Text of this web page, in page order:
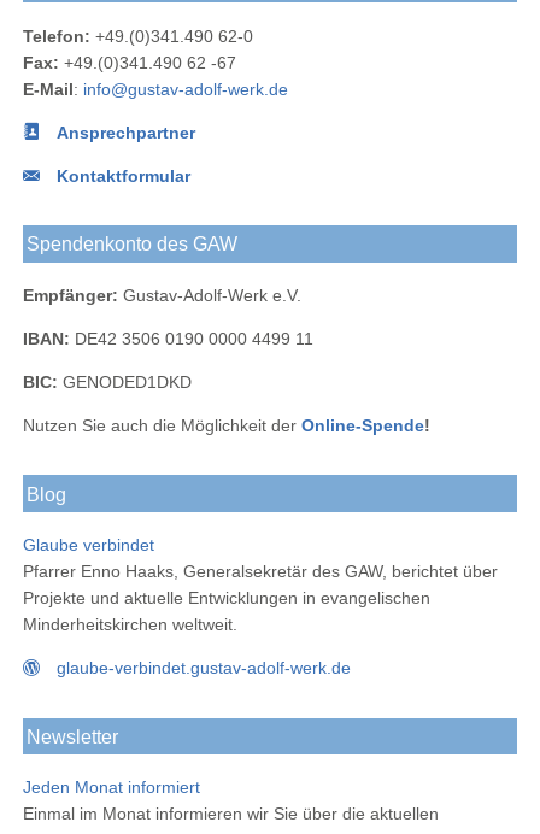
Telefon: +49.(0)341.490 62-0
Fax: +49.(0)341.490 62 -67
E-Mail: info@gustav-adolf-werk.de
Ansprechpartner
Kontaktformular
Spendenkonto des GAW
Empfänger: Gustav-Adolf-Werk e.V.
IBAN: DE42 3506 0190 0000 4499 11
BIC: GENODED1DKD
Nutzen Sie auch die Möglichkeit der Online-Spende!
Blog
Glaube verbindet
Pfarrer Enno Haaks, Generalsekretär des GAW, berichtet über
Projekte und aktuelle Entwicklungen in evangelischen
Minderheitskirchen weltweit.
glaube-verbindet.gustav-adolf-werk.de
Newsletter
Jeden Monat informiert
Einmal im Monat informieren wir Sie über die aktuellen